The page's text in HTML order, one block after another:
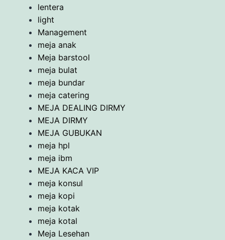
lentera
light
Management
meja anak
Meja barstool
meja bulat
meja bundar
meja catering
MEJA DEALING DIRMY
MEJA DIRMY
MEJA GUBUKAN
meja hpl
meja ibm
MEJA KACA VIP
meja konsul
meja kopi
meja kotak
meja kotal
Meja Lesehan